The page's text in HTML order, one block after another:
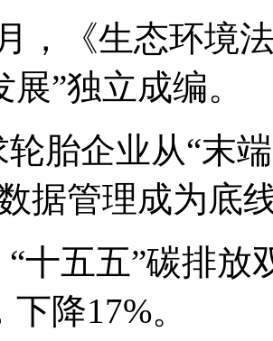
，《生态环境
”独立成编。
胎企业从“末
据管理成为底
“十五五”碳排
降17%。